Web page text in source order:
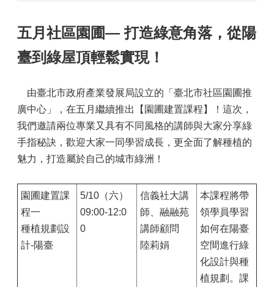
五月社區園圃— 打造綠意角落，從陽
臺到綠屋頂輕鬆實現！
由臺北市政府產業發展局設立的「臺北市社區園圃推
廣中心」，在五月繼續推出【園圃建置課程】！這次，
我們邀請兩位專業又具有不同風格的講師與大家分享綠
手指秘訣，歡迎大家一同學習成長，更全面了解種植的
魅力，打造屬於自己的城市綠洲！
園圃建置課
程一
種植規劃設
計-陽臺
5/10（六）
09:00-12:0
0
信義社大講
師、融融苑
講師顧問
陸莉娟
本課程將帶
領學員學習
如何在陽臺
空間進行綠
化設計與種
植規劃。課